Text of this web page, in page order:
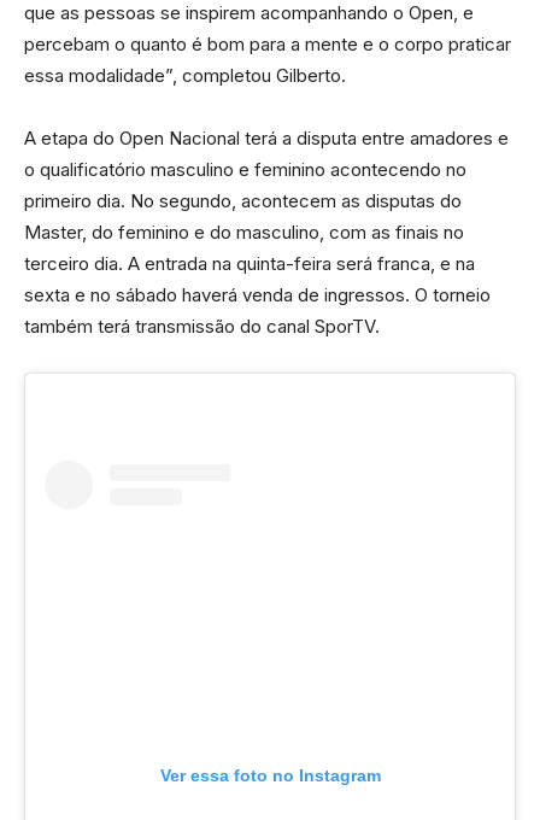
que as pessoas se inspirem acompanhando o Open, e
percebam o quanto é bom para a mente e o corpo praticar
essa modalidade”, completou Gilberto.
A etapa do Open Nacional terá a disputa entre amadores e
o qualificatório masculino e feminino acontecendo no
primeiro dia. No segundo, acontecem as disputas do
Master, do feminino e do masculino, com as finais no
terceiro dia. A entrada na quinta-feira será franca, e na
sexta e no sábado haverá venda de ingressos. O torneio
também terá transmissão do canal SporTV.
Ver essa foto no Instagram